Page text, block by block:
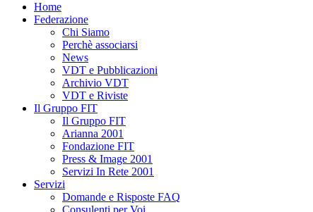
Home
Federazione
Chi Siamo
Perchè associarsi
News
VDT e Pubblicazioni
Archivio VDT
VDT e Riviste
Il Gruppo FIT
Il Gruppo FIT
Arianna 2001
Fondazione FIT
Press & Image 2001
Servizi In Rete 2001
Servizi
Domande e Risposte FAQ
Consulenti per Voi